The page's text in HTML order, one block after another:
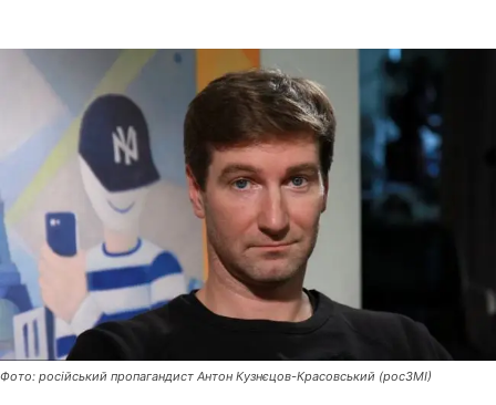
Фото: російський пропагандист Антон Кузнєцов-Красовський (росЗМІ)